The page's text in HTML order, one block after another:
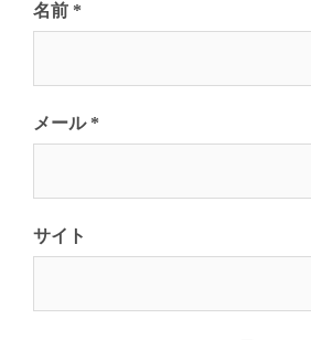
名前 *
メール *
サイト